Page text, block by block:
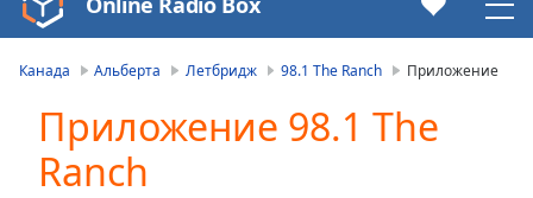
Video
Player
Video
Канада Альберта Летбридж 98.1 The Ranch Приложение
Приложение 98.1 The
Ranch